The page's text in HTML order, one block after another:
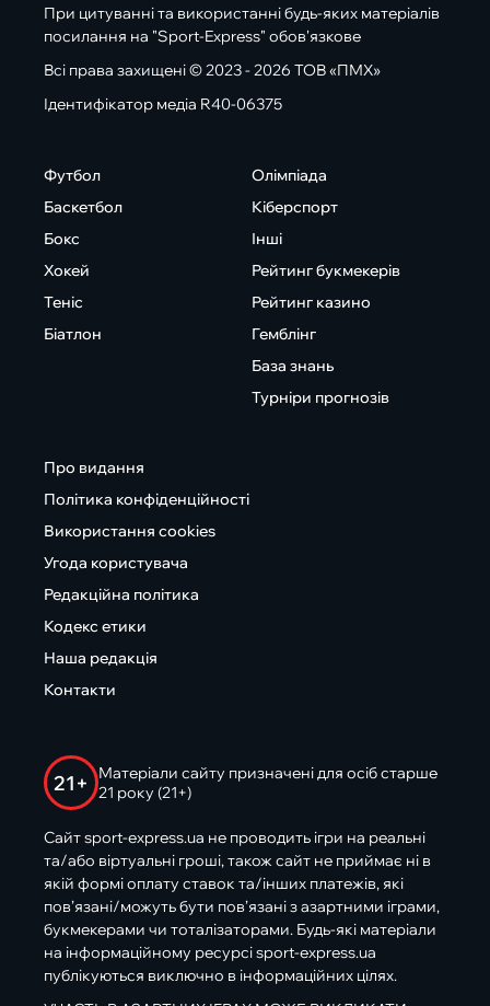
При цитуванні та використанні будь-яких матеріалів
посилання на "Sport-Express" обов'язкове
Всі права захищені © 2023 - 2026 ТОВ «ПМХ»
Ідентифікатор медіа R40-06375
Футбол
Баскетбол
Бокс
Хокей
Теніс
Біатлон
Олімпіада
Кіберспорт
Інші
Рейтинг букмекерів
Рейтинг казино
Гемблінг
База знань
Турніри прогнозів
Про видання
Політика конфіденційності
Використання cookies
Угода користувача
Редакційна політика
Кодекс етики
Наша редакція
Контакти
21+
Матеріали сайту призначені для осіб старше
21 року (21+)
Сайт sport-express.ua не проводить ігри на реальні
та/або віртуальні гроші, також сайт не приймає ні в
якій формі оплату ставок та/інших платежів, які
пов’язані/можуть бути пов’язані з азартними іграми,
букмекерами чи тоталізаторами. Будь-які матеріали
на інформаційному ресурсі sport-express.ua
публікуються виключно в інформаційних цілях.